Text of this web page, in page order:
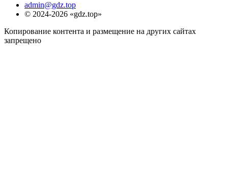
admin@gdz.top
© 2024-2026 «gdz.top»
Копирование контента и размещение на других сайтах
запрещено